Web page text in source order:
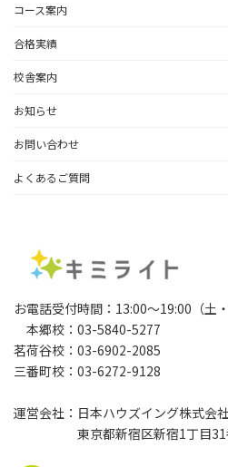
コース案内
合格実績
校舎案内
お知らせ
お問い合わせ
よくあるご質問
お電話受付時間：13:00～19:00（土
本郷校：03-5840-5277
茗荷谷校：03-6902-2085
三番町校：03-6272-9128
運営会社：日本ハウズイング株式会社
東京都新宿区新宿1丁目31